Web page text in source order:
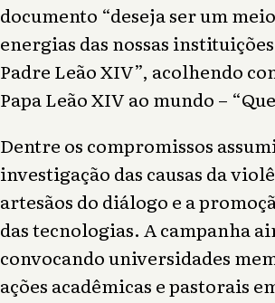
documento “deseja ser um
energias das nossas
Padre Leão XIV”, acolhendo
Papa Leão XIV ao mundo –
Dentre os compromissos
investigação das causas da
artesãos do diálogo e a
das tecnologias. A campanha
convocando universidades
ações acadêmicas e pastorais